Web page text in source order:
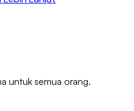
untuk semua orang.